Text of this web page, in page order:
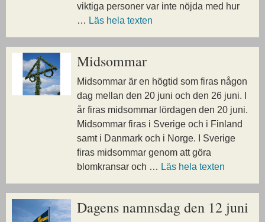
viktiga personer var inte nöjda med hur
… Läs hela texten
Midsommar
Midsommar är en högtid som firas någon
dag mellan den 20 juni och den 26 juni. I
år firas midsommar lördagen den 20 juni.
Midsommar firas i Sverige och i Finland
samt i Danmark och i Norge. I Sverige
firas midsommar genom att göra
blomkransar och … Läs hela texten
Dagens namnsdag den 12 juni